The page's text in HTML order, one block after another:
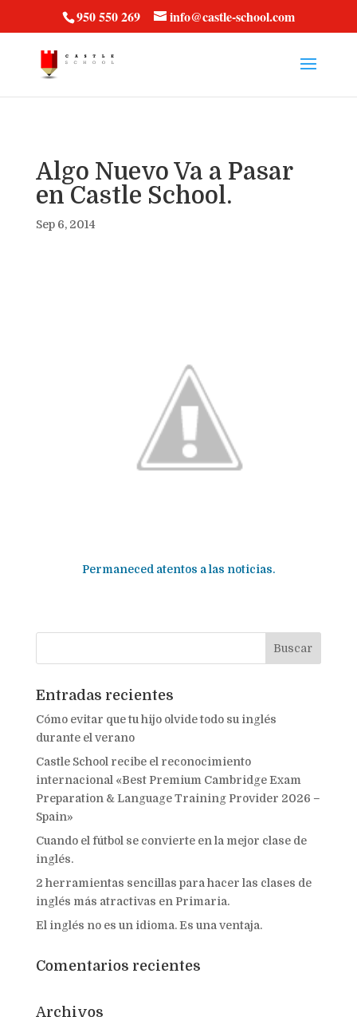
950 550 269 info@castle-school.com
Algo Nuevo Va a Pasar
en Castle School.
Sep 6, 2014
Permaneced atentos a las noticias.
Entradas recientes
Cómo evitar que tu hijo olvide todo su inglés
durante el verano
Castle School recibe el reconocimiento
internacional «Best Premium Cambridge Exam
Preparation & Language Training Provider 2026 –
Spain»
Cuando el fútbol se convierte en la mejor clase de
inglés.
2 herramientas sencillas para hacer las clases de
inglés más atractivas en Primaria.
El inglés no es un idioma. Es una ventaja.
Comentarios recientes
Archivos